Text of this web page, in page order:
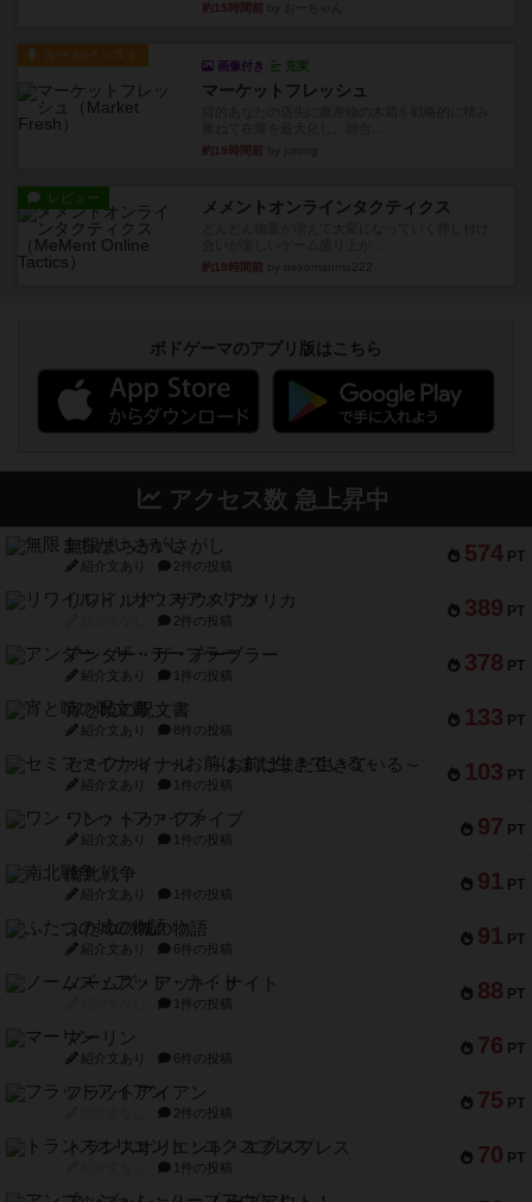
約15時間前
ルール/インスト
画像付き 充実
マーケットフレッシュ
約19時間前
レビュー メメントオンラインタクティクス
約19時間前
ボドゲーマのアプリ版はこちら
アクセス数 急上昇中
574 PT
無限まちがいさがし
紹介文あり 2件の投稿
389 PT
リワイルド：サウスアメリカ
2件の投稿
378 PT
アンダー・ザ・テーブラー
紹介文あり 1件の投稿
133 PT
宵と暁の呪文書
紹介文あり 8件の投稿
103 PT
セミファイナル ～お前はまだ生きている～
紹介文あり 1件の投稿
97 PT
ワン・トゥ・ファイブ
紹介文あり 1件の投稿
91 PT
南北戦争
紹介文あり 1件の投稿
91 PT
ふたつの城の物語
紹介文あり 6件の投稿
88 PT
ノームズ・アット・ナイト
1件の投稿
76 PT
マーリン
紹介文あり 6件の投稿
75 PT
フラットアイアン
2件の投稿
70 PT
トランスオリエント・エクスプレス
1件の投稿